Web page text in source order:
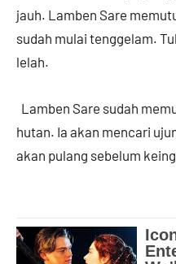
jauh. Lamben Sare
sudah mulai tenggelam.
lelah.
Lamben Sare sudah
hutan. Ia akan mencari
akan pulang sebelum